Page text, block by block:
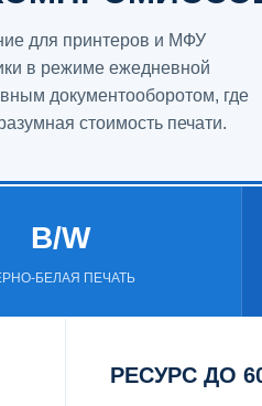
для принтеров и МФУ
в режиме ежедневной
документооборотом, где
стоимость печати.
B/W
БЕЛАЯ ПЕЧАТЬ
РЕСУРС ДО